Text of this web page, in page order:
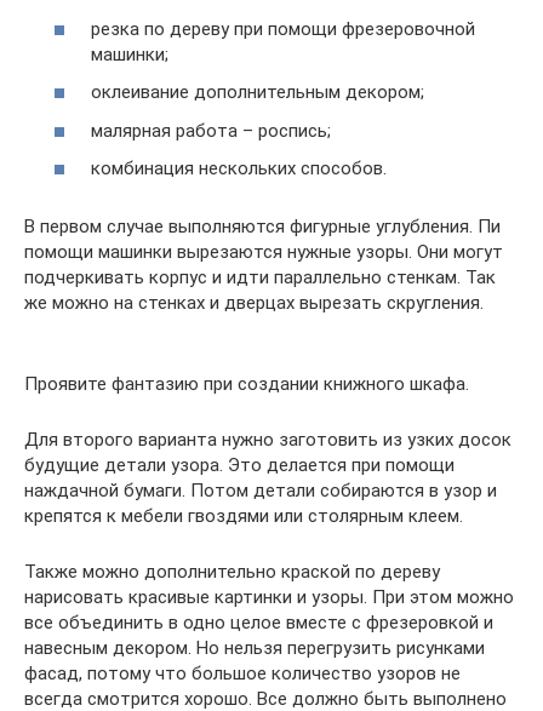
резка по дереву при помощи фрезеровочной
машинки;
оклеивание дополнительным декором;
малярная работа – роспись;
комбинация нескольких способов.
В первом случае выполняются фигурные углубления. Пи
помощи машинки вырезаются нужные узоры. Они могут
подчеркивать корпус и идти параллельно стенкам. Так
же можно на стенках и дверцах вырезать скругления.
Проявите фантазию при создании книжного шкафа.
Для второго варианта нужно заготовить из узких досок
будущие детали узора. Это делается при помощи
наждачной бумаги. Потом детали собираются в узор и
крепятся к мебели гвоздями или столярным клеем.
Также можно дополнительно краской по дереву
нарисовать красивые картинки и узоры. При этом можно
все объединить в одно целое вместе с фрезеровкой и
навесным декором. Но нельзя перегрузить рисунками
фасад, потому что большое количество узоров не
всегда смотрится хорошо. Все должно быть выполнено